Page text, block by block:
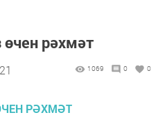
рәхмәт
1069 0 0